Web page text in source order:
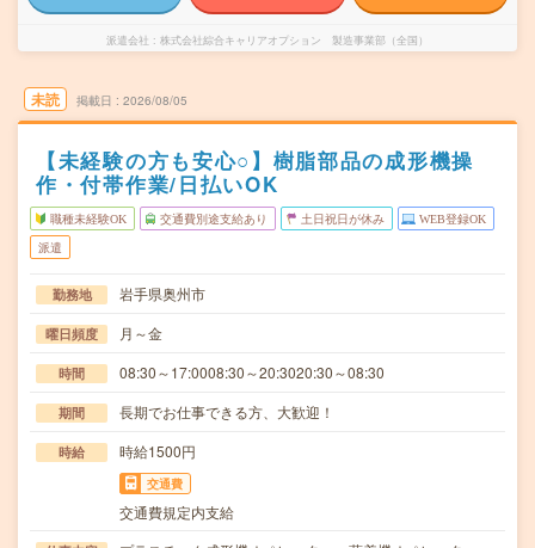
派遣会社 株式会社綜合キャリアオプション 製造事業部（全国）
未読 掲載日 2026/08/05
【未経験の方も安心○】樹脂部品の成形機操
作・付帯作業/日払いOK
職種未経験OK 交通費別途支給あり 土日祝日が休み WEB登録OK
派遣
勤務地 岩手県奥州市
曜日頻度 月～金
時間 08:30～17:0008:30～20:3020:30～08:30
期間 長期でお仕事できる方、大歓迎！
時給 時給1500円
交通費
交通費規定内支給